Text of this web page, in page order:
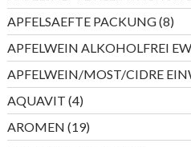
APFELSAEFTE PACKUNG 88
APFELWEIN ALKOHOLFREI EW
APFELWEIN/MOST/CIDRE
AQUAVIT 44
Produkte
AROMEN 1919
Produkte